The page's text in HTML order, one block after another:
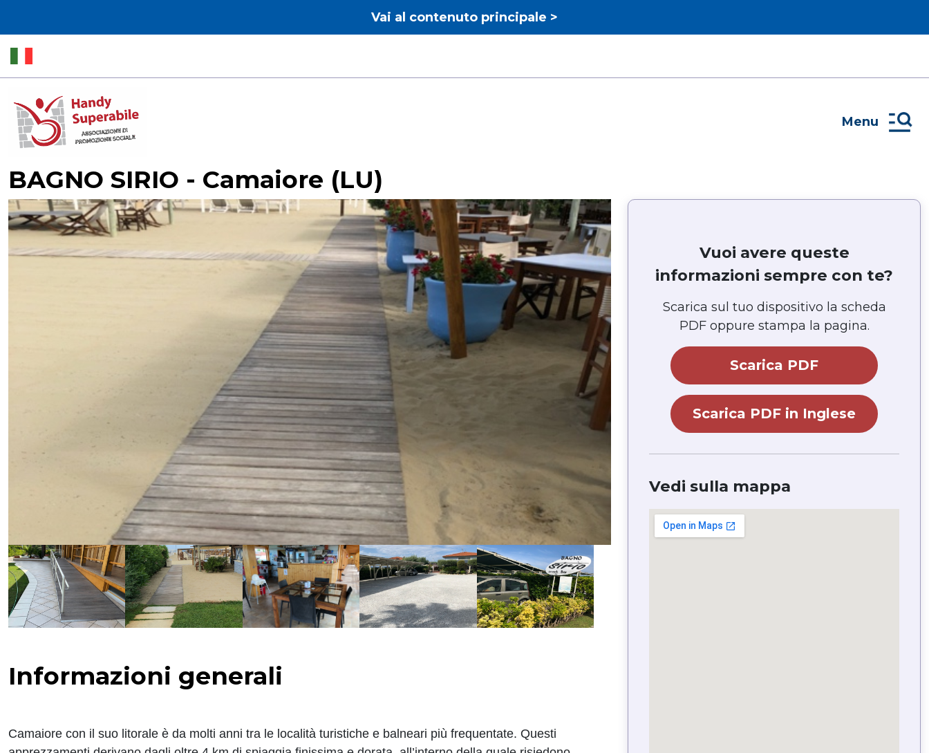
Vai al contenuto principale >
Menu
BAGNO SIRIO - Camaiore (LU)
Informazioni generali
Camaiore con il suo litorale è da molti anni tra le località turistiche e balneari più frequentate. Questi
Vuoi avere queste
informazioni sempre con te?
Scarica sul tuo dispositivo la scheda
PDF oppure stampa la pagina.
Scarica PDF
Scarica PDF in Inglese
Vedi sulla mappa